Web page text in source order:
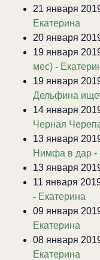
21 января
Екатерина
20 января
19 января
мес) -
19 января
Дельфина
14 января
Черная
13 января
Нимфа в дар -
13 января
11 января
- Екатерина
09 января
Екатерина
08 января
Екатерина